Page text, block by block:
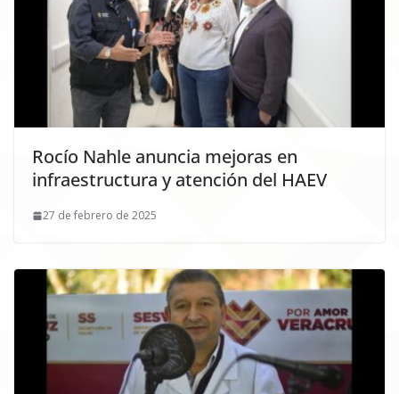
Rocío Nahle anuncia mejoras en
infraestructura y atención del HAEV
27 de febrero de 2025